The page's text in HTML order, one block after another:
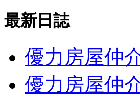
最新日誌
優力房屋仲
優力房屋仲